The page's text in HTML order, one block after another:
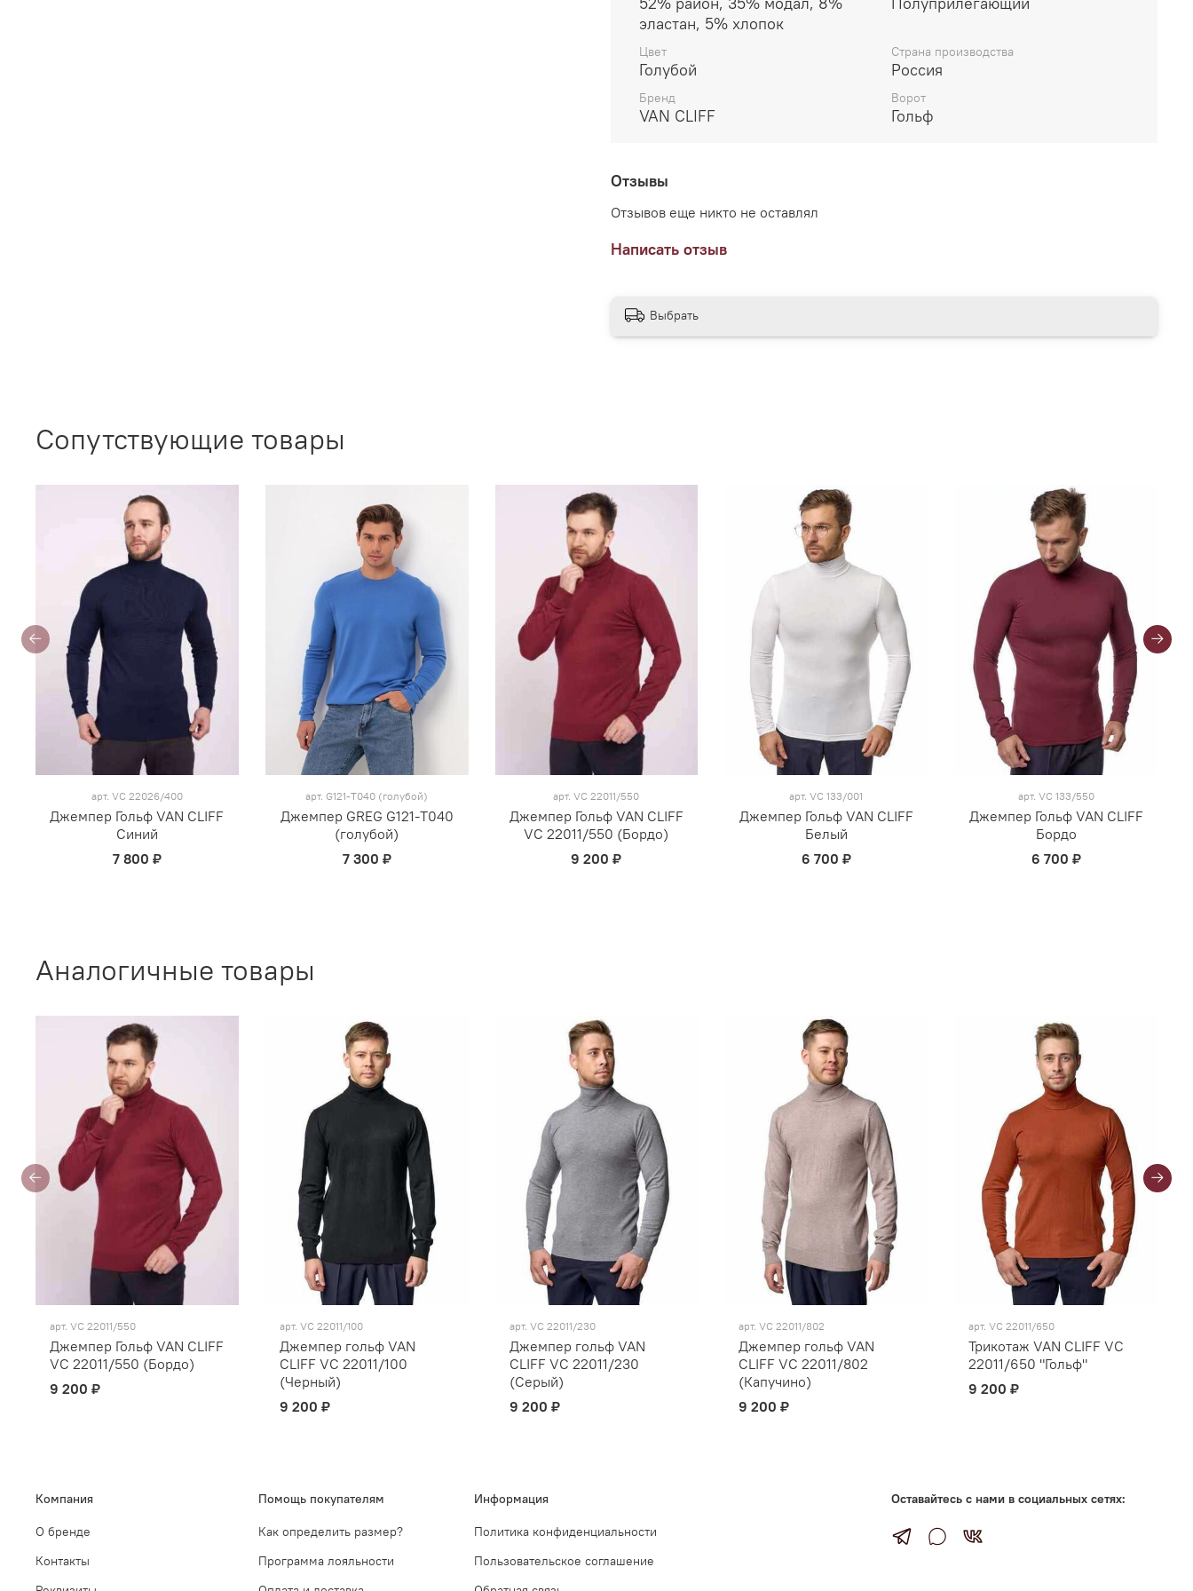
эластан, 5% хлопок
Цвет
Голубой
Страна производства
Россия
Бренд
VAN CLIFF
Ворот
Гольф
Отзывы
Отзывов еще никто не оставлял
Написать отзыв
Выбрать
Сопутствующие товары
арт. VC 22026/400
Джемпер Гольф VAN CLIFF
Синий
7 800 ₽
арт. G121-T040 (голубой)
Джемпер GREG G121-T040
(голубой)
7 300 ₽
арт.VC 22011/550
Джемпер Гольф VAN CLIFF
VC 22011/550 (Бордо)
9 200 ₽
арт.VC 133/001
Джемпер Гольф VAN CLIFF
Белый
6 700 ₽
арт. VC 133/550
Джемпер Гольф VAN CLIFF
Бордо
6 700 ₽
Аналогичные товары
арт. VC 22011/550
Джемпер Гольф VAN CLIFF
VC 22011/550 (Бордо)
9 200 ₽
арт. VC 22011/100
Джемпер гольф VAN
CLIFF VC 22011/100
(Черный)
9 200 ₽
арт. VC 22011/230
Джемпер гольф VAN
CLIFF VC 22011/230
(Серый)
9 200 ₽
арт.VC 22011/802
Джемпер гольф VAN
CLIFF VC 22011/802
(Капучино)
9 200 ₽
арт.VC 22011/650
Трикотаж VAN CLIFF VC
22011/650 "Гольф"
9 200 ₽
Компания
О бренде
Контакты
Помощь покупателям
Как определить размер?
Программа лояльности
Информация
Политика конфиденциальности
Пользовательское соглашение
Оставайтесь с нами в социальных сетях: